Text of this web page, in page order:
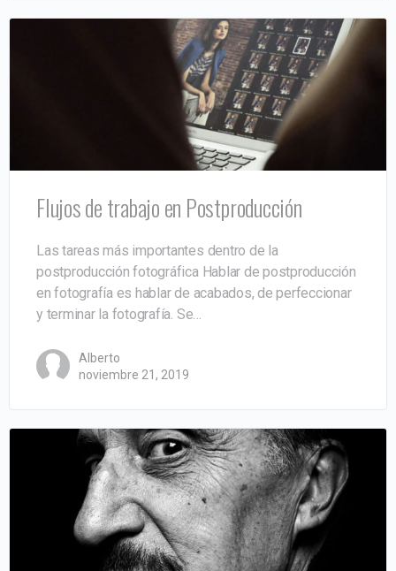
Flujos de trabajo en Postproducción
Las tareas más importantes dentro de la
postproducción fotográfica Hablar de postproducción
en fotografía es hablar de acabados, de perfeccionar
y terminar la fotografía. Se…
Alberto
noviembre 21, 2019